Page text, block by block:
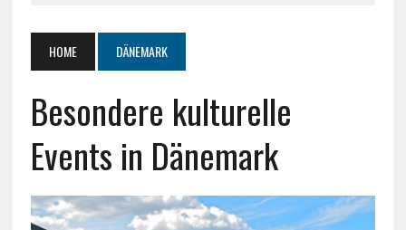
HOME DÄNEMARK
Besondere kulturelle
Events in Dänemark